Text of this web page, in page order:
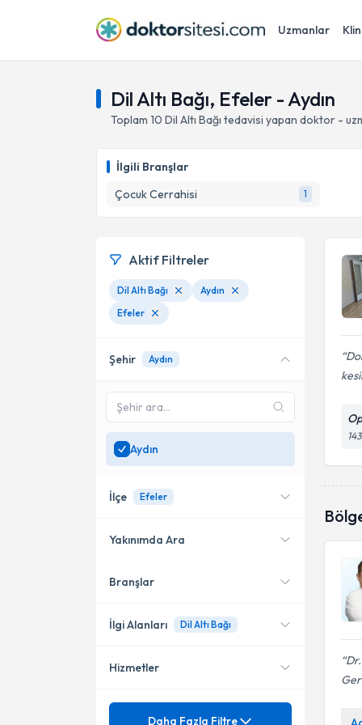
Uzmanlar
Dil Altı Bağı, Efeler - Aydın
Toplam 10 Dil Altı Bağı tedavisi yapan doktor -
İlgili Branşlar
Çocuk Cerrahisi
1
Aktif Filtreler
Dil Altı Bağı
Aydın
Efeler
Şehir Aydın
Aydın
İlçe Efeler
Efeler
Yakınımda Ara
Konumuma yakın uzmanları
Branşlar
Çocuk Cerrahisi
İlgi Alanları Dil Altı Bağı
Alt Islatma (Gece İşemesi,
Hizmetler
Mezuniyet
Daha Fazla Filtre